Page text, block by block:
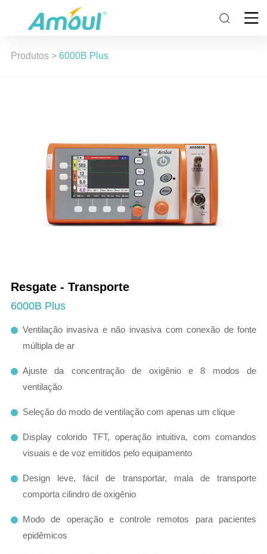
Produtos> 6000B Plus
Resgate - Transporte
6000B Plus
Ventilação invasiva e não invasiva com conexão de fonte
múltipla de ar
Ajuste da concentração de oxigênio e 8 modos de
ventilação
Seleção do modo de ventilação com apenas um clique
Display colorido TFT, operação intuitiva, com comandos
visuais e de voz emitidos pelo equipamento
Design leve, fácil de transportar, mala de transporte
comporta cilindro de oxigênio
Modo de operação e controle remotos para pacientes
epidêmicos